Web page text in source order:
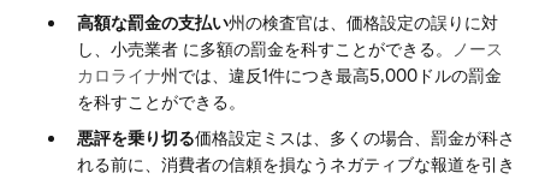
高額な罰金の支払い州の検査官は、価格設定の誤りに対
し、小売業者 に多額の罰金を科すことができる。
ノース
カロライナ州では、違反1件につき最高5,000ドルの罰金
を科すことができる。
悪評を乗り切る価格設定ミスは、多くの場合、罰金が科さ
れる前に、消費者の信頼を損なうネガティブな報道を引き